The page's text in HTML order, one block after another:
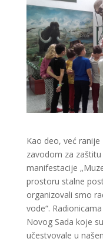
Kao deo, već
zavodom za
manifestacije
prostoru stalne
organizovali smo
vode“.
Novog Sada koje
učestvovale u